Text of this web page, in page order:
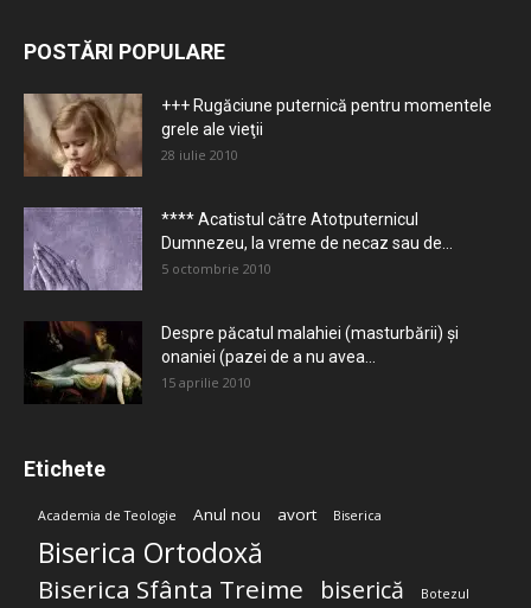
POSTĂRI POPULARE
+++ Rugăciune puternică pentru momentele
grele ale vieţii
28 iulie 2010
**** Acatistul către Atotputernicul
Dumnezeu, la vreme de necaz sau de...
5 octombrie 2010
Despre păcatul malahiei (masturbării) şi
onaniei (pazei de a nu avea...
15 aprilie 2010
Etichete
Academia de Teologie Anul nou avort Biserica
Biserica Ortodoxă
Biserica Sfânta Treime biserică Botezul